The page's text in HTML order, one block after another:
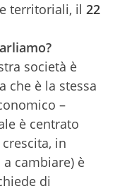
territoriali, il 22
società è
che è la stessa
–
è centrato
in
cambiare) è
di